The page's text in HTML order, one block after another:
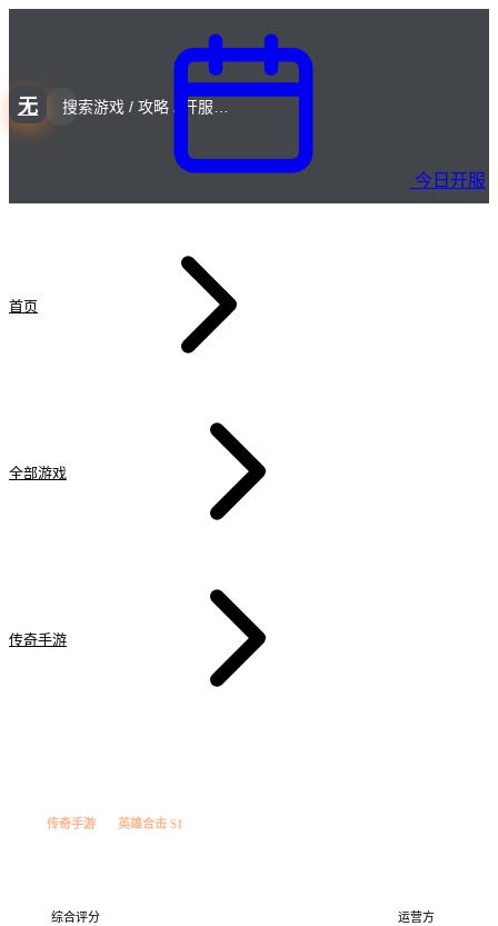
无
今日开服
首页
全部游戏
传奇手游
英雄合击 S1
传奇手游 英雄合击 S1
综合评分 运营方